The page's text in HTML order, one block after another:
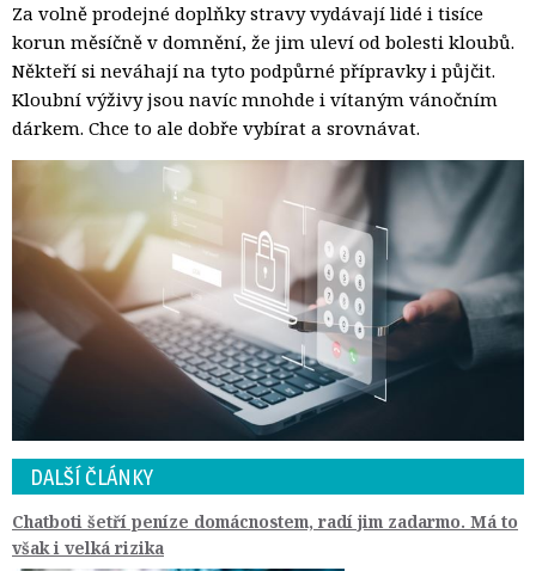
Za volně prodejné doplňky stravy vydávají lidé i tisíce
korun měsíčně v domnění, že jim uleví od bolesti kloubů.
Někteří si neváhají na tyto podpůrné přípravky i půjčit.
Kloubní výživy jsou navíc mnohde i vítaným vánočním
dárkem. Chce to ale dobře vybírat a srovnávat.
DALŠÍ ČLÁNKY
Chatboti šetří peníze domácnostem, radí jim zadarmo. Má to
však i velká rizika